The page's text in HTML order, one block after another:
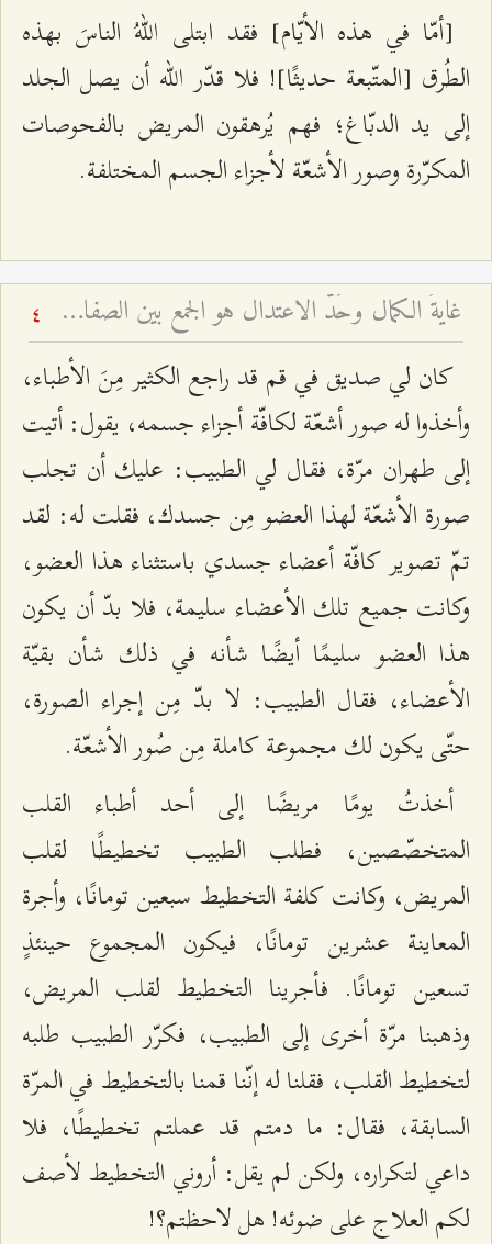
[أمّا في هذه الأيّام] فقد ابتلى اللهُ الناسَ بهذه
الطُرق [المتّبعة حديثًا]! فلا قدّر الله أن يصل الجلد
إلى يد الدبّاغ؛ فهم يُرهقون المريض بالفحوصات
المكرّرة وصور الأشعّة لأجزاء الجسم المختلفة.
غايةُ الكمال وحَدُّ الاعتدال هو الجمع بين الصفات - شرح فقرات مِن دعاء الافتتاح – الجلسة السابعة 4
كان لي صديق في قم قد راجع الكثير مِنَ الأطباء،
وأخذوا له صور أشعّة لكافّة أجزاء جسمه، يقول: أتيت
إلى طهران مرّة، فقال لي الطبيب: عليك أن تجلب
صورة الأشعّة لهذا العضو مِن جسدك، فقلت له: لقد
تمّ تصوير كافّة أعضاء جسدي باستثناء هذا العضو،
وكانت جميع تلك الأعضاء سليمة، فلا بدّ أن يكون
هذا العضو سليمًا أيضًا شأنه في ذلك شأن بقيّة
الأعضاء، فقال الطبيب: لا بدّ مِن إجراء الصورة،
حتّى يكون لك مجموعة كاملة مِن صُور الأشعّة.
أخذتُ يومًا مريضًا إلى أحد أطباء القلب
المتخصّصين، فطلب الطبيب تخطيطًا لقلب
المريض، وكانت كلفة التخطيط سبعين تومانًا، وأجرة
المعاينة عشرين تومانًا، فيكون المجموع حينئذٍ
تسعين تومانًا. فأجرينا التخطيط لقلب المريض،
وذهبنا مرّة أخرى إلى الطبيب، فكرّر الطبيب طلبه
لتخطيط القلب، فقلنا له إنّنا قمنا بالتخطيط في المرّة
السابقة، فقال: ما دمتم قد عملتم تخطيطًا، فلا
داعي لتكراره، ولكن لم يقل: أروني التخطيط لأصف
لكم العلاج على ضوئه! هل لاحظتم؟!